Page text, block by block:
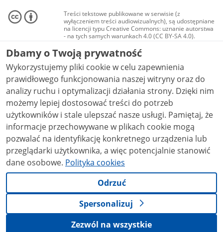
Treści tekstowe publikowane w serwisie (z
wyłączeniem treści audiowizualnych), są udostępniane
na licencji typu Creative Commons: uznanie autorstwa
- na tych samych warunkach 4.0 (CC BY-SA 4.0).
Materiały audiowizualne, w tym zdjęcia, materiały
audio i wideo, są udostępniane na licencji typu
Creative Commons: uznanie autorstwa użycie
niekomercyjne - bez utworów zależnych 4.0 (CC BY-
NC-ND 4.0), o ile nie jest to stwierdzone inaczej.
Dbamy o Twoją prywatność
Wykorzystujemy pliki cookie w celu zapewnienia
prawidłowego funkcjonowania naszej witryny oraz do
analizy ruchu i optymalizacji działania strony. Dzięki nim
możemy lepiej dostosować treści do potrzeb
użytkowników i stale ulepszać nasze usługi. Pamiętaj, że
informacje przechowywane w plikach cookie mogą
pozwalać na identyfikację konkretnego urządzenia lub
przeglądarki użytkownika, a więc potencjalnie stanowić
dane osobowe. Polityka cookies
Odrzuć
Spersonalizuj
Zezwól na wszystkie